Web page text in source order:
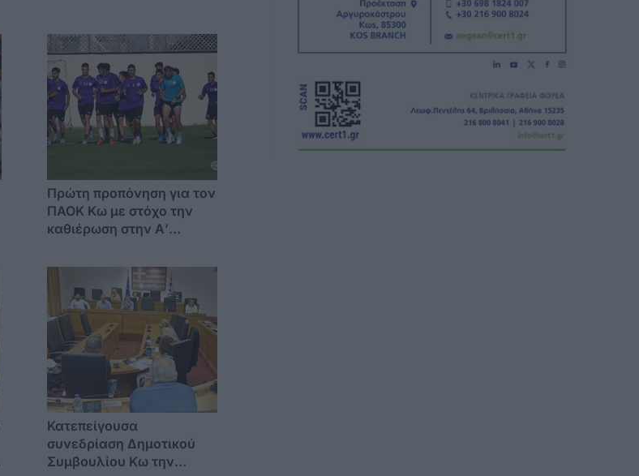
Πρώτη προπόνηση για τον
ΠΑΟΚ Κω με στόχο την
καθιέρωση στην Α’
Κατεπείγουσα
συνεδρίαση Δημοτικού
Συμβουλίου Κω την